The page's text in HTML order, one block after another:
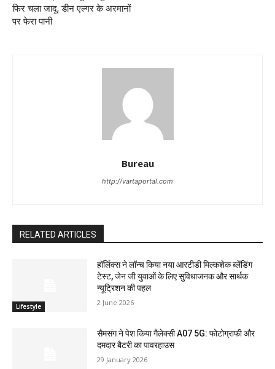
फिर चला जादू, डीन एल्गर के अरमानों
पर फेरा पानी
Bureau
http://vartaportal.com
RELATED ARTICLES
Lifestyle
हॉर्लिक्स ने लॉन्च किया नया आरटीडी मिल्कशेक ब्लेंडिंग
टेस्ट, जेन जी युवाओं के लिए सुविधाजनक और सार्थक
न्यूट्रिशन की पहल
2 June 2026
सैमसंग ने पेश किया गैलेक्सी A07 5G: फोटोग्राफी और
दमदार बैटरी का पावरहाउस
29 January 2026